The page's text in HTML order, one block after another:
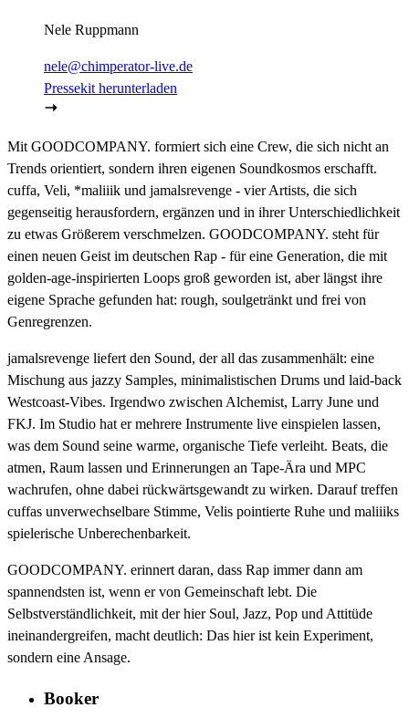
Nele Ruppmann
nele@chimperator-live.de
Pressekit herunterladen
Mit GOODCOMPANY. formiert sich eine Crew, die sich nicht an
Trends orientiert, sondern ihren eigenen Soundkosmos erschafft.
cuffa, Veli, *maliiik und jamalsrevenge - vier Artists, die sich
gegenseitig herausfordern, ergänzen und in ihrer Unterschiedlichkeit
zu etwas Größerem verschmelzen. GOODCOMPANY. steht für
einen neuen Geist im deutschen Rap - für eine Generation, die mit
golden-age-inspirierten Loops groß geworden ist, aber längst ihre
eigene Sprache gefunden hat: rough, soulgetränkt und frei von
Genregrenzen.
jamalsrevenge liefert den Sound, der all das zusammenhält: eine
Mischung aus jazzy Samples, minimalistischen Drums und laid-back
Westcoast-Vibes. Irgendwo zwischen Alchemist, Larry June und
FKJ. Im Studio hat er mehrere Instrumente live einspielen lassen,
was dem Sound seine warme, organische Tiefe verleiht. Beats, die
atmen, Raum lassen und Erinnerungen an Tape-Ära und MPC
wachrufen, ohne dabei rückwärtsgewandt zu wirken. Darauf treffen
cuffas unverwechselbare Stimme, Velis pointierte Ruhe und maliiiks
spielerische Unberechenbarkeit.
GOODCOMPANY. erinnert daran, dass Rap immer dann am
spannendsten ist, wenn er von Gemeinschaft lebt. Die
Selbstverständlichkeit, mit der hier Soul, Jazz, Pop und Attitüde
ineinandergreifen, macht deutlich: Das hier ist kein Experiment,
sondern eine Ansage.
Booker